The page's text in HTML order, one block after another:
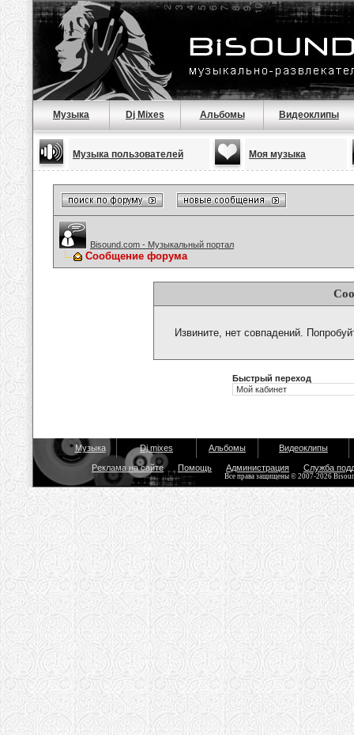
Музыка Dj Mixes Альбомы Видеоклипы
Музыка пользователей Моя музыка
Bisound.com - Музыкальный портал
Сообщение форума
Извините, нет совпадений.
Быстрый переход
Музыка Dj mixes Альбомы Видеоклипы
Реклама на сайте Помощь Администрация Служба
Все права защищены © 2007-2026